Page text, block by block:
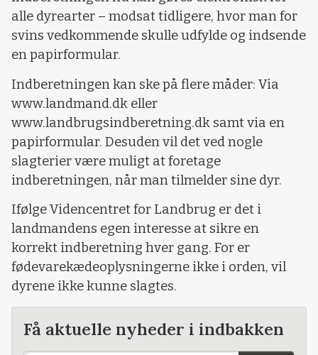
alle dyrearter – modsat tidligere, hvor man for
svins vedkommende skulle udfylde og indsende
en papirformular.
Indberetningen kan ske på flere måder: Via
www.landmand.dk eller
www.landbrugsindberetning.dk samt via en
papirformular. Desuden vil det ved nogle
slagterier være muligt at foretage
indberetningen, når man tilmelder sine dyr.
Ifølge Videncentret for Landbrug er det i
landmandens egen interesse at sikre en
korrekt indberetning hver gang. For er
fødevarekædeoplysningerne ikke i orden, vil
dyrene ikke kunne slagtes.
Få aktuelle nyheder i indbakken